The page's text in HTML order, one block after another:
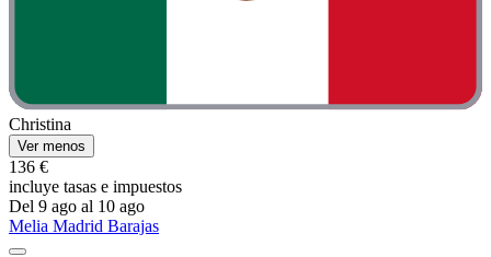
Christina
Ver menos
136 €
incluye tasas e impuestos
Del 9 ago al 10 ago
Melia Madrid Barajas